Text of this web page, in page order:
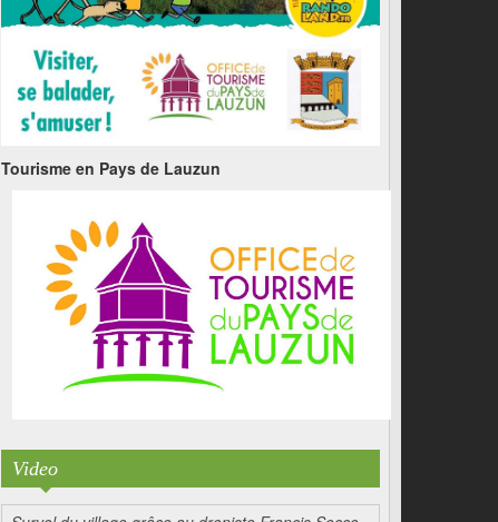
Tourisme en Pays de Lauzun
Video